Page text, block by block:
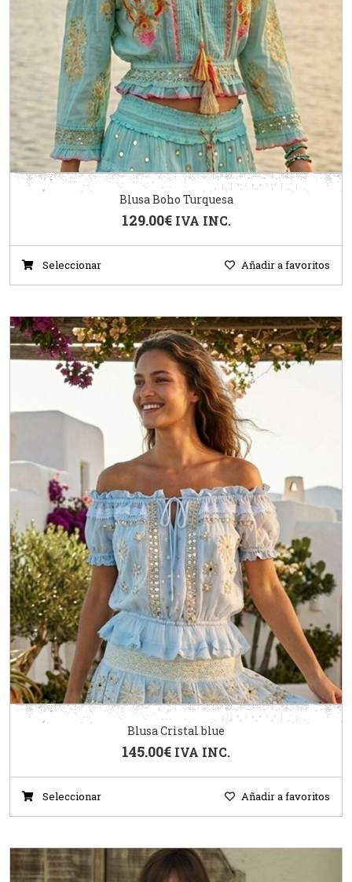
Blusa Boho Turquesa
129.00€ IVA INC.
Seleccionar Añadir a favoritos
Blusa Cristal blue
145.00€ IVA INC.
Seleccionar Añadir a favoritos